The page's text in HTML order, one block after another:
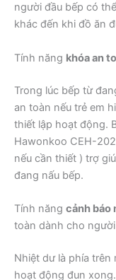
người đầu bếp có
khác đến khi đồ ăn
Tính năng khóa an
Trong lúc bếp từ
an toàn nếu trẻ em
thiết lập hoạt động.
Hawonkoo CEH-
nếu cần thiết ) trợ
đang nấu bếp.
Tính năng cảnh báo
toàn dành cho
Nhiệt dư là phía
hoạt động đun